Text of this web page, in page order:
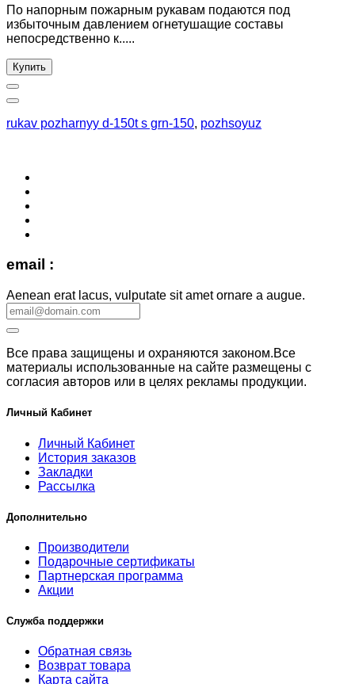
По напорным пожарным рукавам подаются под
избыточным давлением огнетушащие составы
непосредственно к.....
Купить
rukav pozharnyy d-150t s grn-150, pozhsoyuz
email :
Aenean erat lacus, vulputate sit amet ornare a augue.
Все права защищены и охраняются законом.Все
материалы использованные на сайте размещены с
согласия авторов или в целях рекламы продукции.
Личный Кабинет
Личный Кабинет
История заказов
Закладки
Рассылка
Дополнительно
Производители
Подарочные сертификаты
Партнерская программа
Акции
Служба поддержки
Обратная связь
Возврат товара
Карта сайта